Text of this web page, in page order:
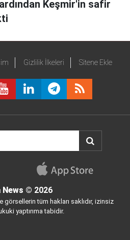
Keşmir'in safir
Gizlilik İlkeleri Sitene Ekle
News © 2026
görsellerin tüm hakları saklıdır, izinsiz
yaptırıma tabidir.